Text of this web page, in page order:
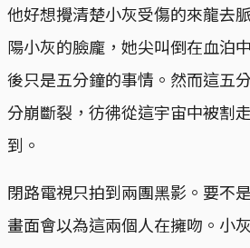
他好想攪清楚小灰受傷的來龍去
陽小灰的臉龐，她尖叫倒在血泊
後只是五分鐘的事情。然而這五
分崩斷裂，彷彿從這宇宙中被割
到。
閉路電視只拍到兩團黑影。要不
畫面會以為這兩個人在擁吻。小